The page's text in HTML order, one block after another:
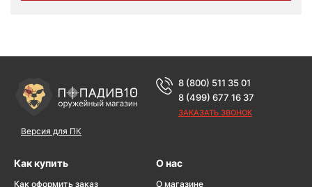
Версия для ПК
8 (800) 511 35 01
8 (499) 677 16 37
ЗАКАЗАТЬ ЗВОНОК
Как купить
Как оформить заказ
О нас
О магазине